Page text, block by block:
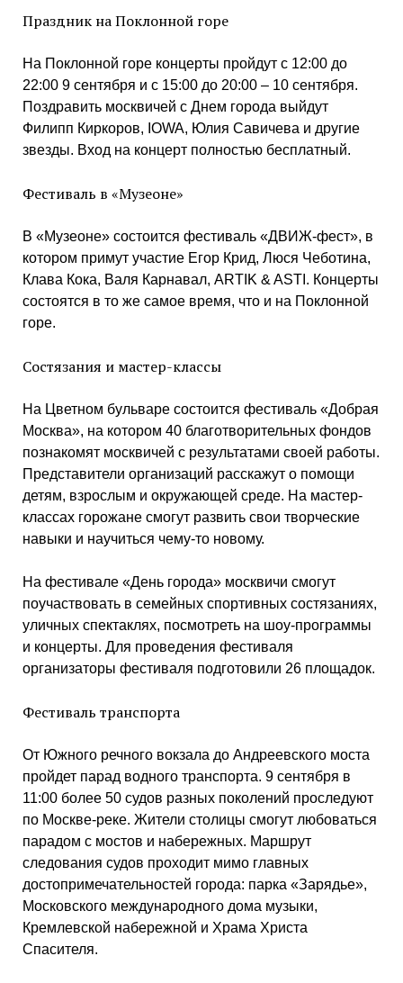
Праздник на Поклонной горе
На Поклонной горе концерты пройдут с 12:00 до
22:00 9 сентября и с 15:00 до 20:00 – 10 сентября.
Поздравить москвичей с Днем города выйдут
Филипп Киркоров, IOWA, Юлия Савичева и другие
звезды. Вход на концерт полностью бесплатный.
Фестиваль в «Музеоне»
В «Музеоне» состоится фестиваль «ДВИЖ-фест», в
котором примут участие Егор Крид, Люся Чеботина,
Клава Кока, Валя Карнавал, ARTIK & ASTI. Концерты
состоятся в то же самое время, что и на Поклонной
горе.
Состязания и мастер-классы
На Цветном бульваре состоится фестиваль «Добрая
Москва», на котором 40 благотворительных фондов
познакомят москвичей с результатами своей работы.
Представители организаций расскажут о помощи
детям, взрослым и окружающей среде. На мастер-
классах горожане смогут развить свои творческие
навыки и научиться чему-то новому.
На фестивале «День города» москвичи смогут
поучаствовать в семейных спортивных состязаниях,
уличных спектаклях, посмотреть на шоу-программы
и концерты. Для проведения фестиваля
организаторы фестиваля подготовили 26 площадок.
Фестиваль транспорта
От Южного речного вокзала до Андреевского моста
пройдет парад водного транспорта. 9 сентября в
11:00 более 50 судов разных поколений проследуют
по Москве-реке. Жители столицы смогут любоваться
парадом с мостов и набережных. Маршрут
следования судов проходит мимо главных
достопримечательностей города: парка «Зарядье»,
Московского международного дома музыки,
Кремлевской набережной и Храма Христа
Спасителя.